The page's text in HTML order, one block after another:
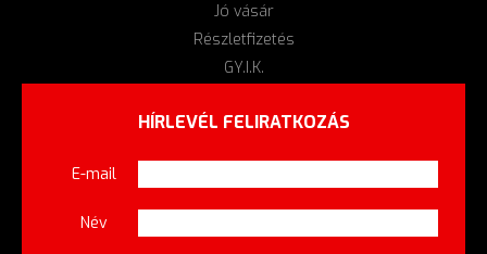
Jó vásár
Részletfizetés
GY.I.K.
HÍRLEVÉL FELIRATKOZÁS
E-mail
Név